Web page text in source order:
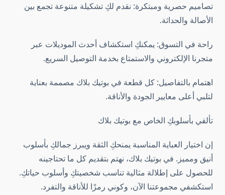
تصاميم حصرية ومبتكرة: نقدم لكِ تشكيلة متنوعة تجمع بين
الأصالة والحداثة.
راحة في التسوق: يمكنكِ استكشاف أحدث الموديلات عبر
متجرنا الإلكتروني والاستمتاع بخدمة التوصيل السريع.
اهتمام بالتفاصيل: كل قطعة في بوتيك بلاك مصممة بعناية
لتلبي أعلى معايير الجودة والأناقة.
تألقي بأسلوبكِ الخاص مع بوتيك بلاك
إن اختيار العباية المناسبة يمنحكِ الثقة ويبرز جمالكِ بأسلوب
أنيق ومميز. في بوتيك بلاك، نهتم بتقديم كل ما تحتاجينه
للحصول على إطلالة مثالية تناسب شخصيتكِ وأسلوب حياتكِ.
استكشفي مجموعتنا الآن، وكوني رمزًا للأناقة والتفرد.